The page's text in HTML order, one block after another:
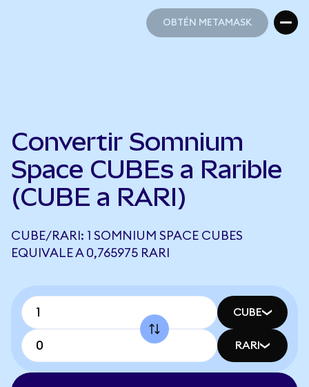
OBTÉN METAMASK
Convertir Somnium
Space CUBEs a Rarible
(CUBE a RARI)
CUBE/RARI: 1 SOMNIUM SPACE CUBES
EQUIVALE A 0,765975 RARI
CUBE
RARI